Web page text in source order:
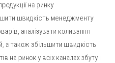
на ринку
швидкість менеджменту
аналізувати коливання
а також збільшити швидкість
на ринок у всіх каналах збуту і